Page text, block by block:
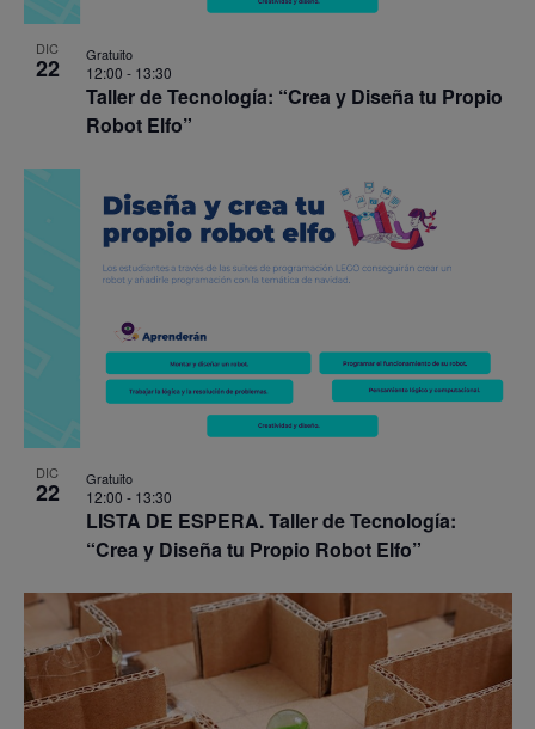
DIC
22
Taller de Tecnología: “Crea y Diseña tu Propio
Robot Elfo”
12:00 - 13:30
Gratuito
DIC
22
LISTA DE ESPERA. Taller de Tecnología:
“Crea y Diseña tu Propio Robot Elfo”
12:00 - 13:30
Gratuito